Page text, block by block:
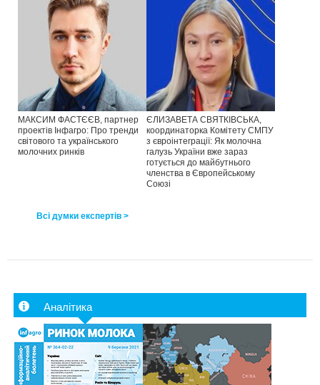
МАКСИМ ФАСТЄЄВ, партнер
проектів Інфагро: Про тренди
світового та українського
молочних ринків
ЄЛИЗАВЕТА СВЯТКІВСЬКА,
координаторка Комітету СМПУ
з євроінтеграції: Як молочна
галузь України вже зараз
готується до майбутнього
членства в Європейському
Союзі
Всі думки експертів >
Аналітика